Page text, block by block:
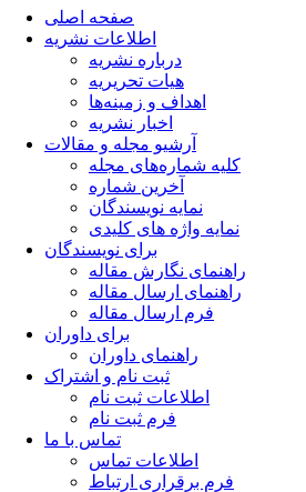
صفحه اصلی
اطلاعات نشریه
درباره نشریه
هیات تحریریه
اهداف و زمینه‌ها
اخبار نشریه
آرشیو مجله و مقالات
کلیه شماره‌های مجله
آخرین شماره
نمایه نویسندگان
نمایه واژه های کلیدی
برای نویسندگان
راهنمای نگارش مقاله
راهنمای ارسال مقاله
فرم ارسال مقاله
برای داوران
راهنمای داوران
ثبت نام و اشتراک
اطلاعات ثبت نام
فرم ثبت نام
تماس با ما
اطلاعات تماس
فرم برقراری ارتباط